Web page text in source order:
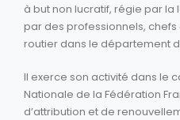
à but non lucratif, régie par la
par des professionnels,
routier dans le département
Il exerce son activité dans le
Nationale de la Fédération
d’attribution et de